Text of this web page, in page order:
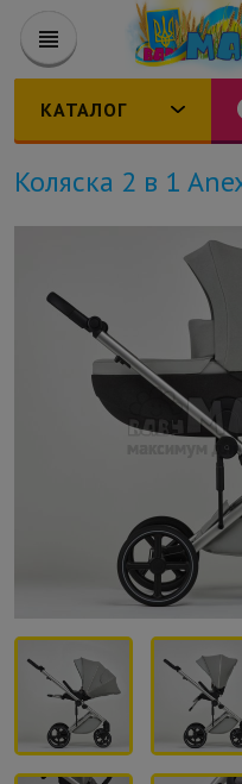
КАТАЛОГ
Коляска 2 в 1